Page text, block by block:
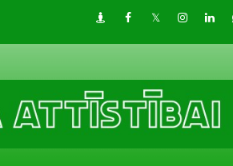
DraugiemFacebook
Twitter